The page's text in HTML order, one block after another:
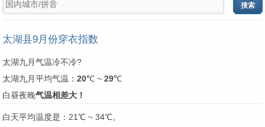
太湖县9月份穿衣指数
太湖九月气温冷不冷?
太湖九月平均气温： 20℃ ~ 29℃
白昼夜晚气温相差大！
白天平均温度是：21℃ ~ 34℃。